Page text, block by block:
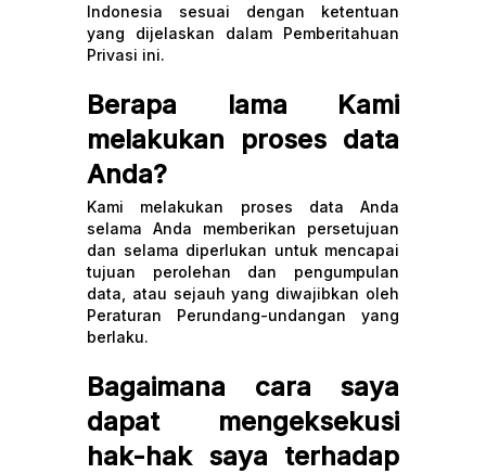
Indonesia sesuai dengan ketentuan
yang dijelaskan dalam Pemberitahuan
Privasi ini.
Berapa lama Kami
melakukan proses data
Anda?
Kami melakukan proses data Anda
selama Anda memberikan persetujuan
dan selama diperlukan untuk mencapai
tujuan perolehan dan pengumpulan
data, atau sejauh yang diwajibkan oleh
Peraturan Perundang-undangan yang
berlaku.
Bagaimana cara saya
dapat mengeksekusi
hak-hak saya terhadap